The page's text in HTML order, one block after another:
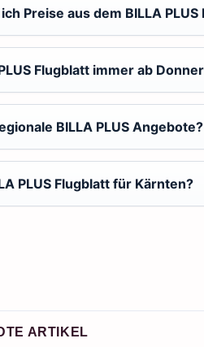
Preise aus dem BILLA PLUS
Flugblatt immer ab
BILLA PLUS Angebote?
PLUS Flugblatt für Kärnten?
ARTIKEL